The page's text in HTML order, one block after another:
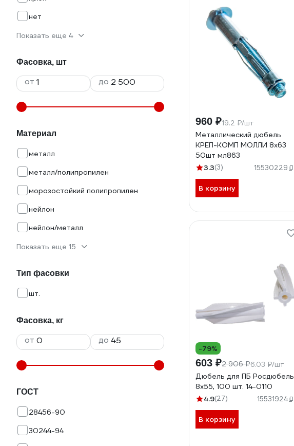
нет
Показать еще 4
Фасовка, шт
от до
Материал
металл
металл/полипропилен
морозостойкий полипропилен
нейлон
нейлон/металл
Показать еще 15
Тип фасовки
шт.
Фасовка, кг
от до
ГОСТ
28456-90
30244-94
960 ₽19.2 ₽/шт
Металлический дюбель
КРЕП-КОМП МОЛЛИ 8х63
50шт мл863
3.3(3) 15530229
В корзину
-79%
603 ₽2 906 ₽6.03 ₽/шт
Дюбель для ПБ Росдюбель
8x55, 100 шт. 14-0110
4.9(27) 15531924
В корзину